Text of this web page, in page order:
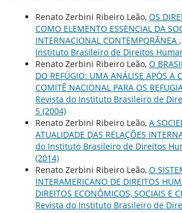
Renato Zerbini Ribeiro Leão, OS
COMO ELEMENTO ESSENCIAL DA
INTERNACIONAL CONTEMPORÂNEA ,
Instituto Brasileiro de Direitos
Renato Zerbini Ribeiro Leão, O
DO REFÚGIO: UMA ANÁLISE APÓS A
COMITÊ NACIONAL PARA OS
Revista do Instituto Brasileiro de
5 (2004)
Renato Zerbini Ribeiro Leão, A
ATUALIDADE DAS RELAÇÕES
do Instituto Brasileiro de Direitos
(2014)
Renato Zerbini Ribeiro Leão, O
INTERAMERICANO DE DIREITOS
DIREITOS ECONÔMICOS, SOCIAIS E
Revista do Instituto Brasileiro de